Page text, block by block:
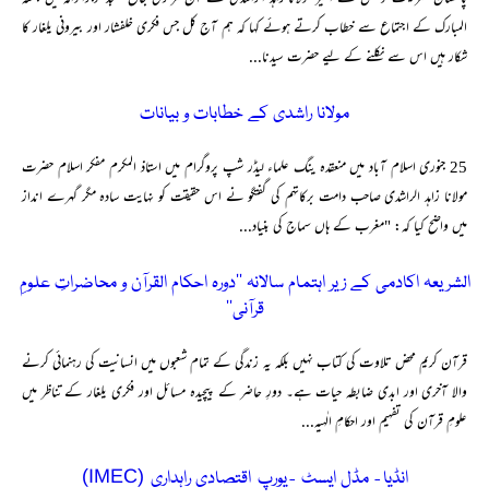
المبارک کے اجتماع سے خطاب کرتے ہوئے کہا کہ ہم آج کل جس فکری خلفشار اور بیرونی یلغار کا
شکار ہیں اس سے نکلنے کے لیے حضرت سیدنا...
مولانا راشدی کے خطابات و بیانات
25 جنوری اسلام آباد میں منعقدہ ینگ علماء لیڈر شپ پروگرام میں استاذ المکرم مفکر اسلام حضرت
مولانا زاہد الراشدی صاحب دامت برکاتہم کی گفتگو نے اس حقیقت کو نہایت سادہ مگر گہرے انداز
میں واضح کیا کہ: "مغرب کے ہاں سماج کی بنیاد...
الشریعہ اکادمی کے زیر اہتمام سالانہ ’’دورہ احکام القرآن و محاضراتِ علومِ
قرآنی‘‘
قرآن کریم محض تلاوت کی کتاب نہیں بلکہ یہ زندگی کے تمام شعبوں میں انسانیت کی رہنمائی کرنے
والا آخری اور ابدی ضابطہ حیات ہے۔ دورِ حاضر کے پیچیدہ مسائل اور فکری یلغار کے تناظر میں
علومِ قرآن کی تفہیم اور احکامِ الٰہیہ...
انڈیا - مڈل ایسٹ - یورپ اقتصادی راہداری (IMEC)